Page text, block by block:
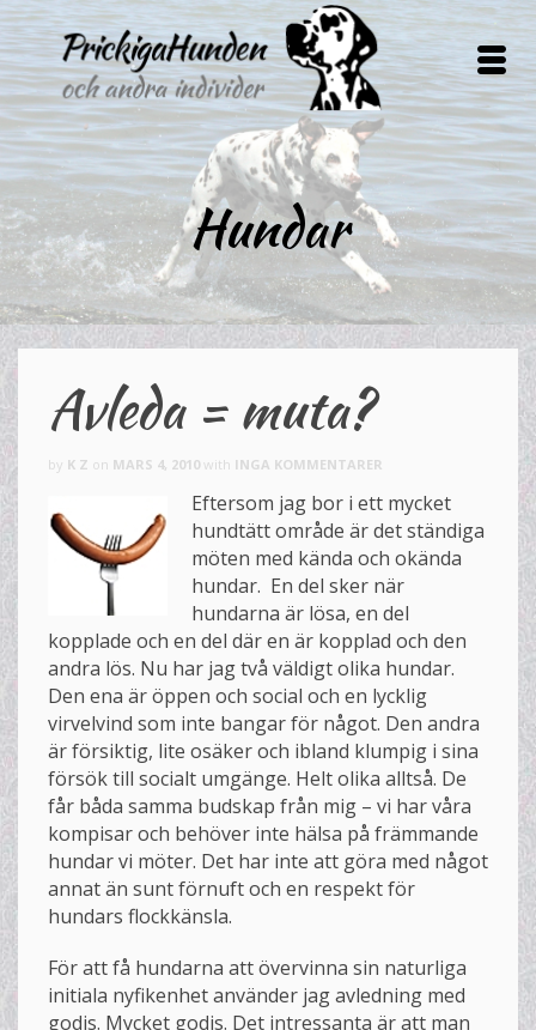
Hundar
Avleda = muta?
by K Z on MARS 4, 2010 with INGA KOMMENTARER
Eftersom jag bor i ett mycket
hundtätt område är det ständiga
möten med kända och okända
hundar. En del sker när
hundarna är lösa, en del
kopplade och en del där en är kopplad och den
andra lös. Nu har jag två väldigt olika hundar.
Den ena är öppen och social och en lycklig
virvelvind som inte bangar för något. Den andra
är försiktig, lite osäker och ibland klumpig i sina
försök till socialt umgänge. Helt olika alltså. De
får båda samma budskap från mig – vi har våra
kompisar och behöver inte hälsa på främmande
hundar vi möter. Det har inte att göra med något
annat än sunt förnuft och en respekt för
hundars flockkänsla.
För att få hundarna att övervinna sin naturliga
initiala nyfikenhet använder jag avledning med
godis. Mycket godis. Det intressanta är att man